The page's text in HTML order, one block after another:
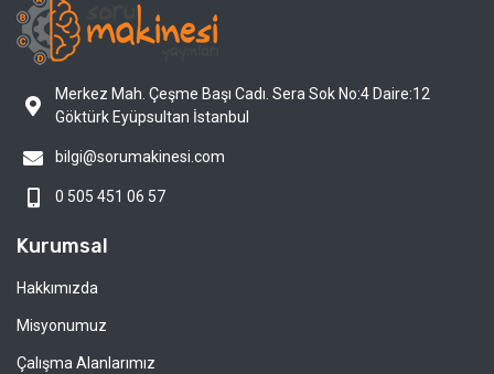
Merkez Mah. Çeşme Başı Cadı. Sera Sok No:4 Daire:12
Göktürk Eyüpsultan İstanbul
bilgi@sorumakinesi.com
0 505 451 06 57
Kurumsal
Hakkımızda
Misyonumuz
Çalışma Alanlarımız